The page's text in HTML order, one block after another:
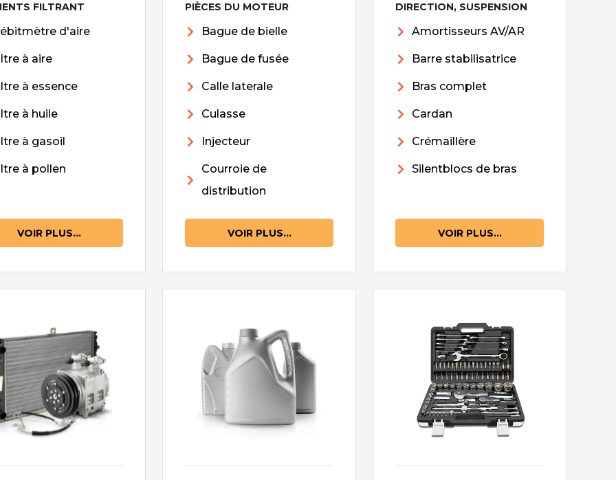
FILTRANT
d'aire
à aire
à essence
à huile
à gasoil
à pollen
VOIR PLUS...
PIÈCES DU MOTEUR
Bague de bielle
Bague de fusée
Calle laterale
Culasse
Injecteur
Courroie de
distribution
VOIR PLUS...
DIRECTION, SUSPENSION
Amortisseurs AV/AR
Barre stabilisatrice
Bras complet
Cardan
Crémaillère
Silentblocs de bras
VOIR PLUS...